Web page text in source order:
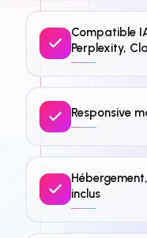
Compatible
Perplexity,
Responsive
inclus